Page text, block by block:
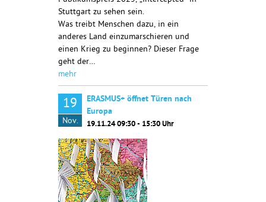
Stuttgart zu sehen sein.
Was treibt Menschen dazu, in ein
anderes Land einzumarschieren und
einen Krieg zu beginnen? Dieser Frage
geht der…
mehr
19
Nov.
ERASMUS+ öffnet Türen nach
Europa
19.11.24 09:30 - 15:30 Uhr